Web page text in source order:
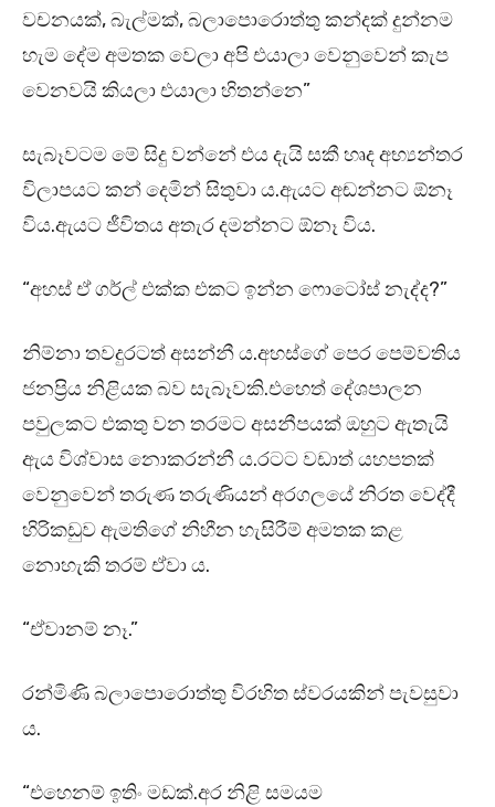
වචනයක්, බැල්මක්, බලාපොරොත්තු කන්දක් දුන්නම
හැම දේම අමතක වෙලා අපි එයාලා වෙනුවෙන් කැප
වෙනවයි කියලා එයාලා හිතන්නෙ”
සැබෑවටම මේ සිදු වන්නේ එය දැයි සකී හෘද අභ්‍යන්තර
විලාපයට කන් දෙමින් සිතුවා ය.ඇයට අඬන්නට ඕනෑ
විය.ඇයට ජීවිතය අතැර දමන්නට ඕනෑ විය.
“අහස් ඒ ගර්ල් එක්ක එකට ඉන්න ෆොටෝස් නැද්ද?”
නිම්නා තවදුරටත් අසන්නී ය.අහස්ගේ පෙර පෙම්වතිය
ජනප්‍රිය නිළියක බව සැබෑවකි.එහෙත් දේශපාලන
පවුලකට එකතු වන තරමට අසනීපයක් ඔහුට ඇතැයි
ඇය විශ්වාස නොකරන්නී ය.රටට වඩාත් යහපතක්
වෙනුවෙන් තරුණ තරුණියන් අරගලයේ නිරත වෙද්දී
හිරිකඩුව ඇමතිගේ නිහීන හැසිරීම් අමතක කළ
නොහැකි තරම් ඒවා ය.
“ඒවානම් නෑ.”
රන්මිණි බලාපොරොත්තු විරහිත ස්වරයකින් පැවසුවා
ය.
“එහෙනම් ඉතිං මඩක්.අර නිළි සමයම